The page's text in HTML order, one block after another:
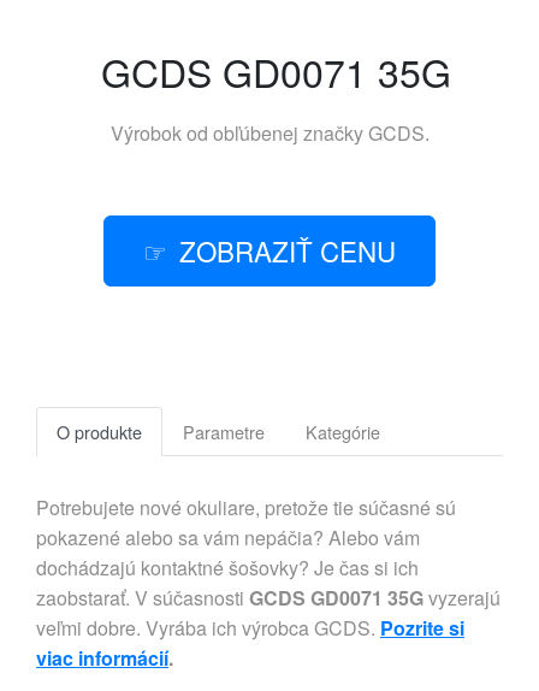
GCDS GD0071 35G
Výrobok od obľúbenej značkyGCDS.
ZOBRAZIŤ CENU
O produkte Parametre Kategórie
Potrebujete nové okuliare, pretože tie súčasné sú
pokazené alebo sa vám nepáčia? Alebo vám
dochádzajú kontaktné šošovky? Je čas si ich
zaobstarať. V súčasnosti GCDS GD0071 35Gvyzerajú
veľmi dobre. Vyrába ich výrobca GCDS. Pozrite si
viac informácií.